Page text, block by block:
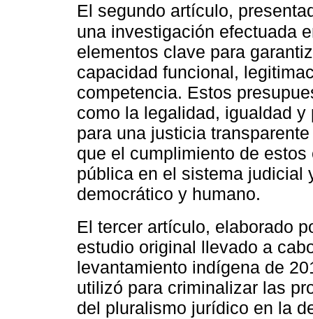
El segundo artículo,
una investigación efectuada
elementos clave para
capacidad funcional,
competencia. Estos
como la legalidad, igualdad
para una justicia
que el cumplimiento de
pública en el sistema judicial
democrático y humano.
El tercer artículo, elaborado
estudio original llevado a
levantamiento indígena de
utilizó para criminalizar las
del pluralismo jurídico en la